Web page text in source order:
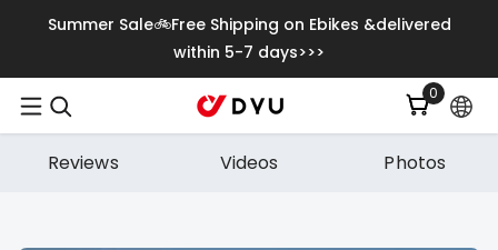
Saltar Para O Conteúdo
Summer Sale🚲Free Shipping on Ebikes &delivered
within 5-7 days>>>
00
itens
Reviews Videos Photos